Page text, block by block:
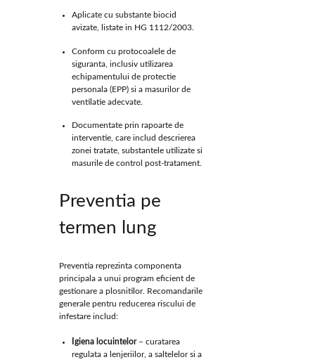
Aplicate cu substante biocid
avizate, listate in HG 1112/2003.
Conform cu protocoalele de
siguranta, inclusiv utilizarea
echipamentului de protectie
personala (EPP) si a masurilor de
ventilatie adecvate.
Documentate prin rapoarte de
interventie, care includ descrierea
zonei tratate, substantele utilizate si
masurile de control post-tratament.
Preventia pe
termen lung
Preventia reprezinta componenta
principala a unui program eficient de
gestionare a plosnitilor. Recomandarile
generale pentru reducerea riscului de
infestare includ:
Igiena locuintelor– curatarea
regulata a lenjeriilor, a saltelelor si a